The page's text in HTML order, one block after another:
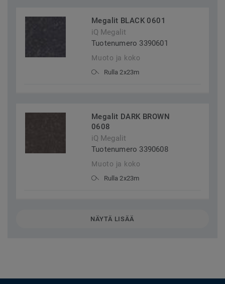
Megalit BLACK 0601
iQ Megalit
Tuotenumero 3390601
Muoto ja koko
Rulla 2x23m
Megalit DARK BROWN
0608
iQ Megalit
Tuotenumero 3390608
Muoto ja koko
Rulla 2x23m
NÄYTÄ LISÄÄ